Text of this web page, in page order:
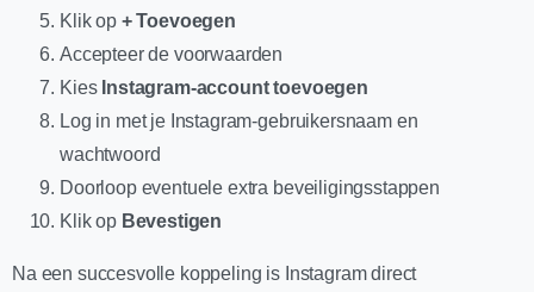
Klik op + Toevoegen
Accepteer de voorwaarden
Kies Instagram-account toevoegen
Log in met je Instagram-gebruikersnaam en
wachtwoord
Doorloop eventuele extra beveiligingsstappen
Klik op Bevestigen
Na een succesvolle koppeling is Instagram direct